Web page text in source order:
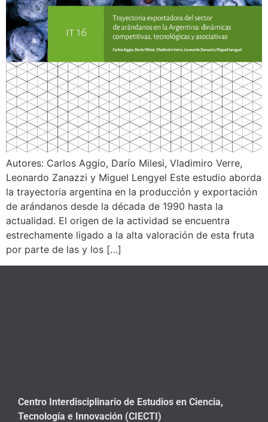
Autores: Carlos Aggio, Darío Milesi, Vladimiro Verre,
Leonardo Zanazzi y Miguel Lengyel Este estudio aborda
la trayectoria argentina en la producción y exportación
de arándanos desde la década de 1990 hasta la
actualidad. El origen de la actividad se encuentra
estrechamente ligado a la alta valoración de esta fruta
por parte de las y los […]
Centro Interdisciplinario de Estudios en Ciencia,
Tecnología e Innovación (CIECTI)